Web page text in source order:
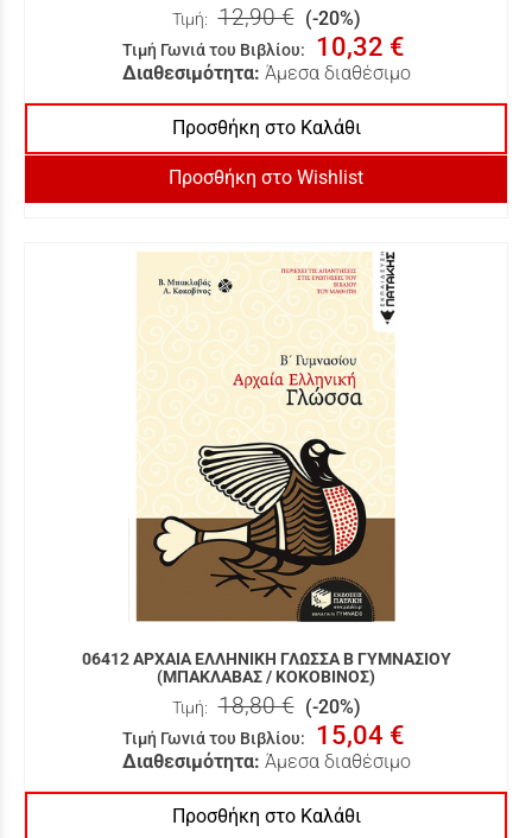
Τιμή: 12,90 € (-20%)
Τιμή Γωνιά του Βιβλίου: 10,32 €
Διαθεσιμότητα: Άμεσα διαθέσιμο
Προσθήκη στο Καλάθι
Προσθήκη στο Wishlist
06412 ΑΡΧΑΙΑ ΕΛΛΗΝΙΚΗ ΓΛΩΣΣΑ Β ΓΥΜΝΑΣΙΟΥ
(ΜΠΑΚΛΑΒΑΣ / ΚΟΚΟΒΙΝΟΣ)
Τιμή: 18,80 € (-20%)
Τιμή Γωνιά του Βιβλίου: 15,04 €
Διαθεσιμότητα: Άμεσα διαθέσιμο
Προσθήκη στο Καλάθι